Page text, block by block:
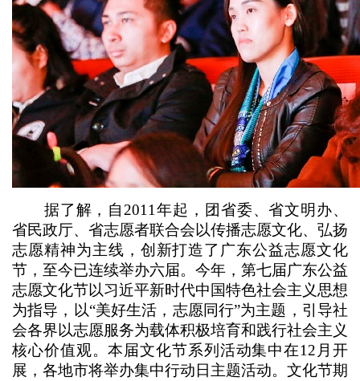
据了解，自2011年起，团省委、省文明办、
省民政厅、省志愿者联合会以传播志愿文化、弘扬
志愿精神为主线，创新打造了广东公益志愿文化
节，至今已连续举办六届。今年，第七届广东公益
志愿文化节以习近平新时代中国特色社会主义思想
为指导，以“美好生活，志愿同行”为主题，引导社
会各界以志愿服务为载体积极培育和践行社会主义
核心价值观。本届文化节系列活动集中在12月开
展，各地市将举办集中行动日主题活动。文化节期